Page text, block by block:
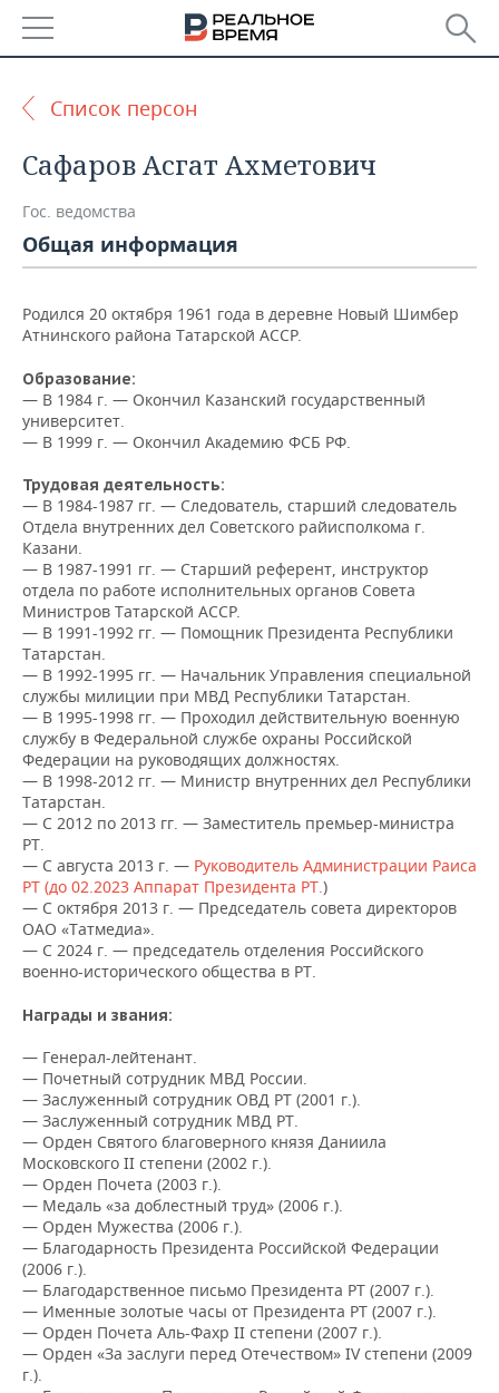
ТАТАРСТАН
УДМУРТИЯ
АНАЛИТИКА
НОВОСТИ АНАЛИТИКИ
КОРОЛИ ГОСЗАКАЗА ПФО
ВУЗЫ ТАТАРСТАНА
КОМУ ПРИНАДЛЕЖАТ
ТОРГОВЫЕ ЦЕНТРЫ
ЭКОНОМИКА
ФИНАНСЫ
БАНКИ
БЮДЖЕТ
ИНВЕСТИЦИИ
НОВОСТИ
АГРОПРОМ
МАШИНОСТРОЕНИЕ
НЕФТЕХИМИЯ
НЕФТЬ
ОПК
ЭНЕРГЕТИКА
НЕДВИЖИМОСТЬ
НОВОСТИ НЕДВИЖИМОСТИ
АВТО
НОВОСТИ АВТО
БИЗНЕС
НОВОСТИ БИЗНЕСА
РОЗНИЧНАЯ ТОРГОВЛЯ
ТРАНСПОРТ
УСЛУГИ
ТЕХНОЛОГИИ
НОВОСТИ ТЕХНОЛОГИЙ
IT
МЕДИА
ТЕЛЕКОММУНИКАЦИИ
МЕРОПРИЯТИЯ
НОВОСТИ МЕРОПРИЯТИЙ
ВЫЕЗДНАЯ РЕДАКЦИЯ
БИЗНЕС-БРАНЧИ
ONLINE-КОНФЕРЕНЦИИ
ОТКРЫТАЯ ЛЕКЦИЯ
СПОРТ
НОВОСТИ СПОРТА
ФУТБОЛ
ХОККЕЙ
БАСКЕТБОЛ
ВОЛЕЙБОЛ
КИБЕРСПОРТ
ФИГУРНОЕ КАТАНИЕ
ХОККЕЙ С МЯЧОМ
ОБЩЕСТВО
НОВОСТИ ОБЩЕСТВА
ВЛАСТЬ
ИНФРАСТРУКТУРА
ИСТОРИЯ
КУЛЬТУРА
МЕДИЦИНА
ПРОИСШЕСТВИЯ
ФОТОГАЛЕРЕЯ
СЮЖЕТЫ
СПРАВОЧНИК
СПИСОК ПЕРСОН
СПИСОК КОМПАНИЙ
ПОЛНАЯ ВЕРСИЯ
Список персон
Сафаров Асгат Ахметович
Гос. ведомства
Общая информация
Родился 20 октября 1961 года в деревне Новый Шимбер
Атнинского района Татарской АССР.
Образование:
— В 1984 г. — Окончил Казанский государственный
университет.
— В 1999 г. — Окончил Академию ФСБ РФ.
Трудовая деятельность:
— В 1984-1987 гг. — Следователь, старший следователь
Отдела внутренних дел Советского райисполкома г.
Казани.
— В 1987-1991 гг. — Старший референт, инструктор
отдела по работе исполнительных органов Совета
Министров Татарской АССР.
— В 1991-1992 гг. — Помощник Президента Республики
Татарстан.
— В 1992-1995 гг. — Начальник Управления специальной
службы милиции при МВД Республики Татарстан.
— В 1995-1998 гг. — Проходил действительную военную
службу в Федеральной службе охраны Российской
Федерации на руководящих должностях.
— В 1998-2012 гг. — Министр внутренних дел Республики
Татарстан.
— С 2012 по 2013 гг. — Заместитель премьер-министра
РТ.
— С августа 2013 г. — Руководитель Администрации Раиса
РТ (до 02.2023 Аппарат Президента РТ.)
— С октября 2013 г. — Председатель совета директоров
ОАО «Татмедиа».
— С 2024 г. — председатель отделения Российского
военно-исторического общества в РТ.
Награды и звания:
— Генерал-лейтенант.
— Почетный сотрудник МВД России.
— Заслуженный сотрудник ОВД РТ (2001 г.).
— Заслуженный сотрудник МВД РТ.
— Орден Святого благоверного князя Даниила
Московского II степени (2002 г.).
— Орден Почета (2003 г.).
— Медаль «за доблестный труд» (2006 г.).
— Орден Мужества (2006 г.).
— Благодарность Президента Российской Федерации
(2006 г.).
— Благодарственное письмо Президента РТ (2007 г.).
— Именные золотые часы от Президента РТ (2007 г.).
— Орден Почета Аль-Фахр II степени (2007 г.).
— Орден «За заслуги перед Отечеством» IV степени (2009
г.).